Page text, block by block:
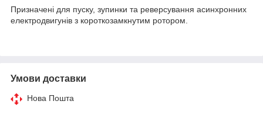
Призначені для пуску, зупинки та реверсування асинхронних
електродвигунів з короткозамкнутим ротором.
Умови доставки
Нова Пошта